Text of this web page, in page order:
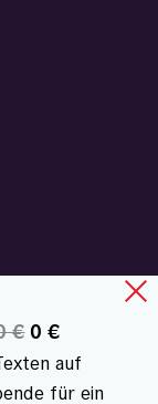
€0 €
auf
für ein